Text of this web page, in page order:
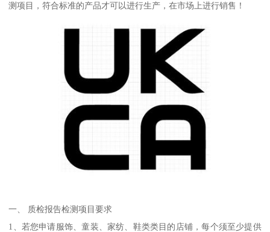
测项目，符合标准的产品才可以进行生产，在市场上进行销售！
一、 质检报告检测项目要求
1、若您申请服饰、童装、家纺、鞋类类目的店铺，每个须至少提供